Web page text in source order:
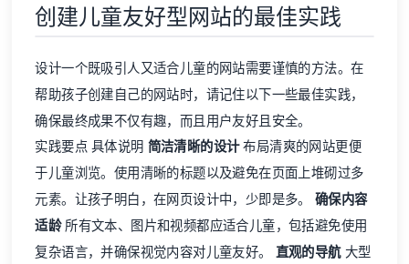
创建儿童友好型网站的最佳实践
设计一个既吸引人又适合儿童的网站需要谨慎的方法。在
帮助孩子创建自己的网站时，请记住以下一些最佳实践，
确保最终成果不仅有趣，而且用户友好且安全。
实践要点 具体说明 简洁清晰的设计布局清爽的网站更便
于儿童浏览。使用清晰的标题以及避免在页面上堆砌过多
元素。让孩子明白，在网页设计中，少即是多。 确保内容
适龄所有文本、图片和视频都应适合儿童，包括避免使用
复杂语言，并确保视觉内容对儿童友好。 直观的导航大型